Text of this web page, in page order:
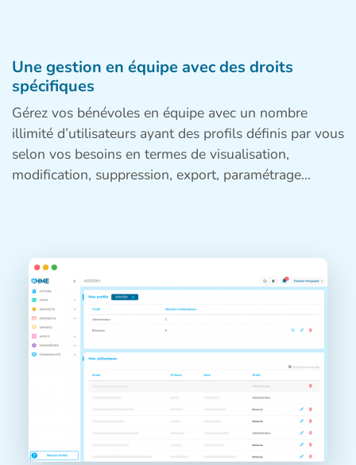
Une gestion en équipe avec des droits
spécifiques
Gérez vos bénévoles en équipe avec un nombre
illimité d’utilisateurs ayant des profils définis par vous
selon vos besoins en termes de visualisation,
modification, suppression, export, paramétrage…